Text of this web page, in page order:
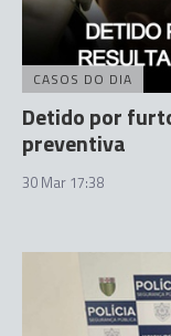
CASOS DO DIA
Detido por
preventiva
30 Mar 17:38